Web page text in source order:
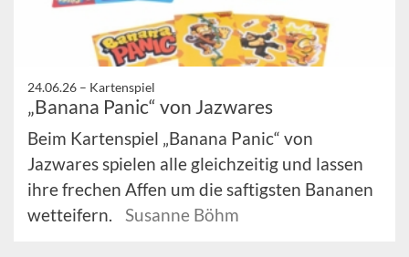
24.06.26 – Kartenspiel
„Banana Panic“ von Jazwares
Beim Kartenspiel „Banana Panic“ von
Jazwares spielen alle gleichzeitig und lassen
ihre frechen Affen um die saftigsten Bananen
wetteifern.
Susanne Böhm